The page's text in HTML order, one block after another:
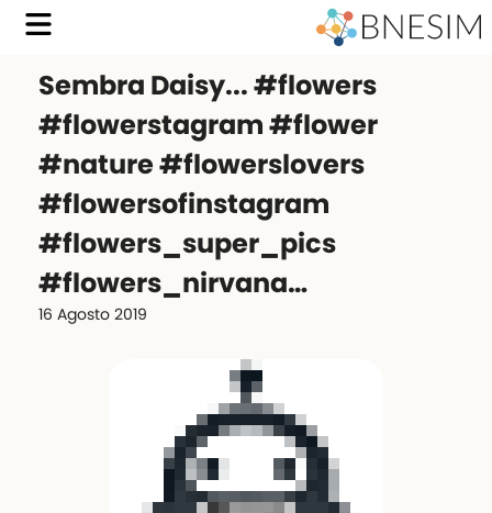
Sembra Daisy... #flowers
#flowerstagram #flower
#nature #flowerslovers
#flowersofinstagram
#flowers_super_pics
#flowers_nirvana…
16 Agosto 2019